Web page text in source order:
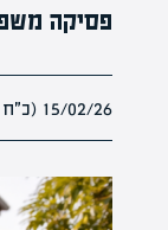
פסיקה
15/02/26 (כ״ח שבט תשפ״ו)